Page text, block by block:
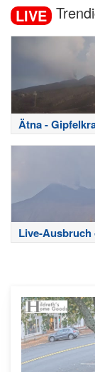
LIVE
Ätna -
Live-Ausbruch